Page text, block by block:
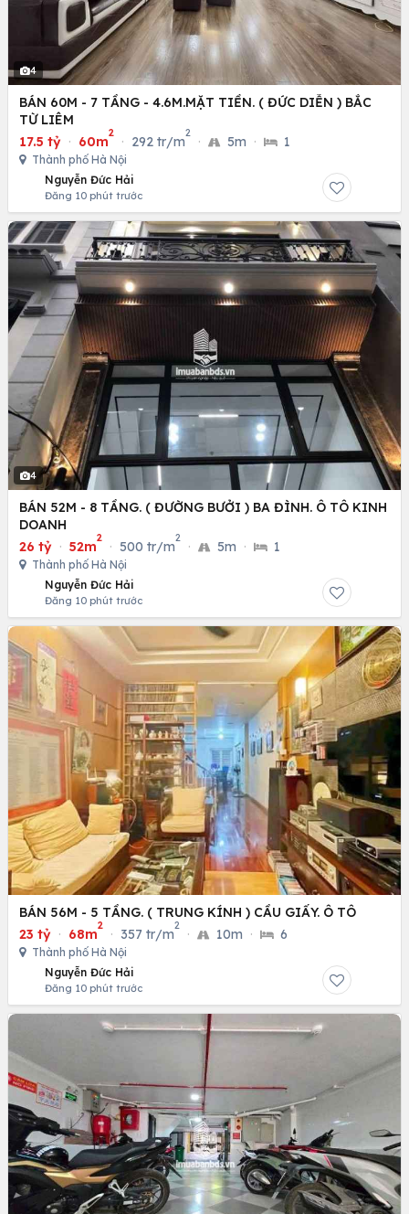
4
BÁN 60M - 7 TẦNG - 4.6M.MẶT TIỀN. ( ĐỨC DIỄN ) BẮC
TỪ LIÊM
17.5 tỷ · 60m
2
· 292 tr/m
2
· 5m · 1
Thành phố Hà Nội
Nguyễn Đức Hải
Đăng 10 phút trước
4
BÁN 52M - 8 TẦNG. ( ĐƯỜNG BƯỞI ) BA ĐÌNH. Ô TÔ KINH
DOANH
26 tỷ · 52m
2
· 500 tr/m
2
· 5m · 1
Thành phố Hà Nội
Nguyễn Đức Hải
Đăng 10 phút trước
BÁN 56M - 5 TẦNG. ( TRUNG KÍNH ) CẦU GIẤY. Ô TÔ
23 tỷ · 68m
2
· 357 tr/m
2
· 10m · 6
Thành phố Hà Nội
Nguyễn Đức Hải
Đăng 10 phút trước